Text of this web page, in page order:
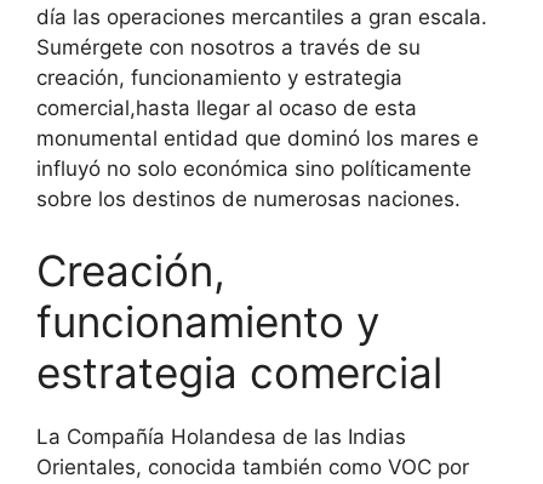
día las operaciones mercantiles a gran escala.
Sumérgete con nosotros a través de su
creación, funcionamiento y estrategia
comercial,hasta llegar al ocaso de esta
monumental entidad que dominó los mares e
influyó no solo económica sino políticamente
sobre los destinos de numerosas naciones.
Creación,
funcionamiento y
estrategia comercial
La Compañía Holandesa de las Indias
Orientales, conocida también como VOC por